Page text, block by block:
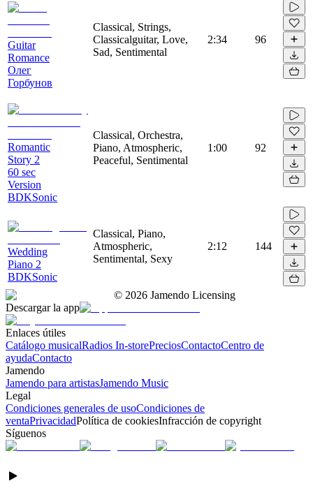
Guitar
Romance
Олег
Горбунов
Classical, Strings,
Classicalguitar, Love,
Sad, Sentimental
2:34 96
Romantic
Story 2
60 sec
Version
BDKSonic
Classical, Orchestra,
Piano, Atmospheric,
Peaceful, Sentimental
1:00 92
Wedding
Piano 2
BDKSonic
Classical, Piano,
Atmospheric,
Sentimental, Sexy
2:12 144
© 2026 Jamendo Licensing
Descargar la app
Enlaces útiles
Catálogo musicalRadios In-storePreciosContactoCentro de
ayudaContacto
Jamendo
Jamendo para artistasJamendo Music
Legal
Condiciones generales de usoCondiciones de
ventaPrivacidadPolítica de cookiesInfracción de copyright
Síguenos